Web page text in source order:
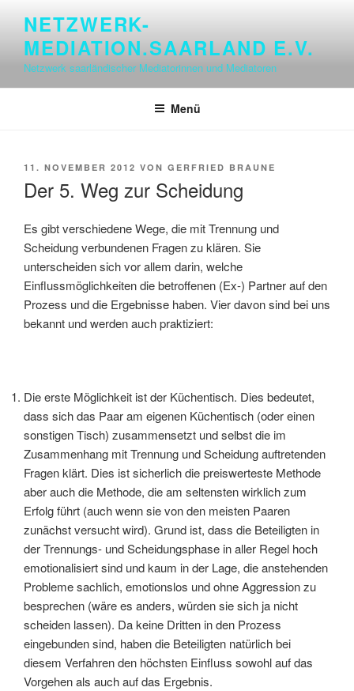
springen
NETZWERK-
MEDIATION.SAARLAND E.V.
Netzwerk saarländischer Mediatorinnen und Mediatoren
Menü
VERÖFFENTLICHT
11. NOVEMBER 2012 VON GERFRIED BRAUNE
Der 5. Weg zur Scheidung
Es gibt verschiedene Wege, die mit Trennung und
Scheidung verbundenen Fragen zu klären. Sie
unterscheiden sich vor allem darin, welche
Einflussmöglichkeiten die betroffenen (Ex-) Partner auf den
Prozess und die Ergebnisse haben. Vier davon sind bei uns
bekannt und werden auch praktiziert:
Die erste Möglichkeit ist der Küchentisch. Dies bedeutet,
dass sich das Paar am eigenen Küchentisch (oder einen
sonstigen Tisch) zusammensetzt und selbst die im
Zusammenhang mit Trennung und Scheidung auftretenden
Fragen klärt. Dies ist sicherlich die preiswerteste Methode
aber auch die Methode, die am seltensten wirklich zum
Erfolg führt (auch wenn sie von den meisten Paaren
zunächst versucht wird). Grund ist, dass die Beteiligten in
der Trennungs- und Scheidungsphase in aller Regel hoch
emotionalisiert sind und kaum in der Lage, die anstehenden
Probleme sachlich, emotionslos und ohne Aggression zu
besprechen (wäre es anders, würden sie sich ja nicht
scheiden lassen). Da keine Dritten in den Prozess
eingebunden sind, haben die Beteiligten natürlich bei
diesem Verfahren den höchsten Einfluss sowohl auf das
Vorgehen als auch auf das Ergebnis.